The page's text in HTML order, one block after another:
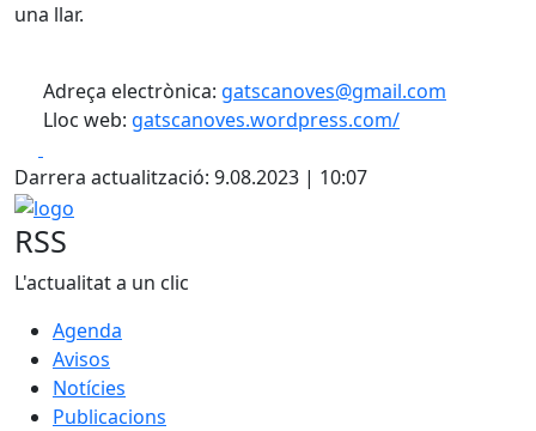
una llar.
Adreça electrònica: gatscanoves@gmail.com
Lloc web: gatscanoves.wordpress.com/
Darrera actualització: 9.08.2023 | 10:07
logo
RSS
L'actualitat a un clic
Agenda
Avisos
Notícies
Publicacions